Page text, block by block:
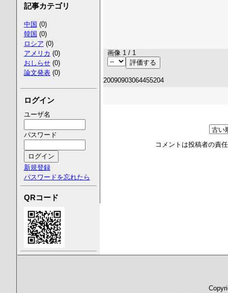
画像 1 / 1
20090903064455204
コメントは投稿者の責
記事カテゴリ
中国 (0)
韓国 (0)
ロシア (0)
アメリカ (0)
おしらせ(0)
論文発表(0)
ログイン
ユーザ名
パスワード
新規登録
パスワードを忘れたら
QRコード